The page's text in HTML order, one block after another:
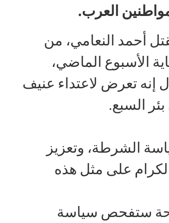
العرب.
أحمد النعامي، من
الأسبوع الماضي،
إنه تعرض لاعتداء عنيف
السبع.
الشرطة، وتعزيز
على مثل هذه
ستفحص سياسة